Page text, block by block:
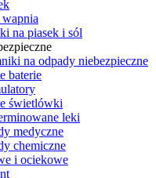
na piasek i sól
na odpady niebezpieczne
baterie
świetlówki
leki
medyczne
chemiczne
i ociekowe